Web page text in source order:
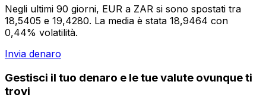
Negli ultimi 90 giorni, EUR a ZAR si sono spostati tra
18,5405 e 19,4280. La media è stata 18,9464 con
0,44% volatilità.
Invia denaro
Gestisci il tuo denaro e le tue valute ovunque ti
trovi